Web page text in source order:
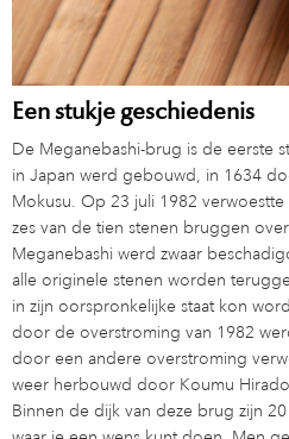
Een stukje geschiedenis
De Meganebashi-brug is de eerste
in Japan werd gebouwd, in 1634
Mokusu. Op 23 juli 1982
zes van de tien stenen bruggen
Meganebashi werd zwaar
alle originele stenen worden
in zijn oorspronkelijke staat kon
door de overstroming van 1982
door een andere overstroming
weer herbouwd door Koumu
Binnen de dijk van deze brug zijn